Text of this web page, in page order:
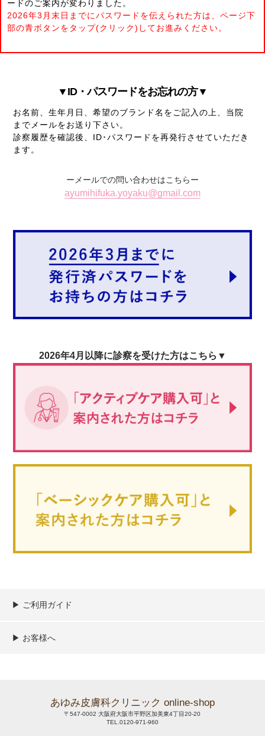
ードのご案内が変わりました。
2026年3月末日までにパスワードを伝えられた方は、ページ下
部の青ボタンをタップ(クリック)してお進みください。
▼ID・パスワードをお忘れの方▼
お名前、生年月日、希望のブランド名をご記入の上、当院
までメールをお送り下さい。
診察履歴を確認後、ID･パスワードを再発行させていただき
ます。
ーメールでの問い合わせはこちらー
ayumihifuka.yoyaku@gmail.com
2026年4月以降に診察を受けた方はこちら▼
▶︎ ご利用ガイド
ご利用ガイド
決済／配送／送料について
取り扱い商品一覧
顧客情報の取扱について
特定商取引法の表記
▶︎ お客様へ
あゆみ皮膚科クリニック online-shop
〒547-0002 大阪府大阪市平野区加美東4丁目20-20
TEL.0120-971-960